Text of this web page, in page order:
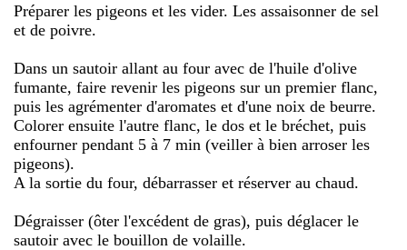
Préparer les pigeons et les vider. Les assaisonner de sel
et de poivre.
Dans un sautoir allant au four avec de l'huile d'olive
fumante, faire revenir les pigeons sur un premier flanc,
puis les agrémenter d'aromates et d'une noix de beurre.
Colorer ensuite l'autre flanc, le dos et le bréchet, puis
enfourner pendant 5 à 7 min (veiller à bien arroser les
pigeons).
A la sortie du four, débarrasser et réserver au chaud.
Dégraisser (ôter l'excédent de gras), puis déglacer le
sautoir avec le bouillon de volaille.